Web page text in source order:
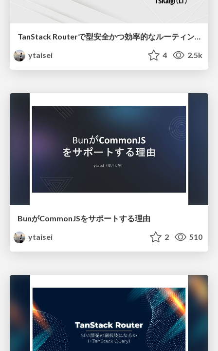
TanStack Routerで型安全かつ効率的なルーティングを実現
ytaisei
4 2.5k
BunがCommonJSをサポートする理由
ytaisei
2 510